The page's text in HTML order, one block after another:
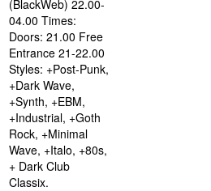
(BlackWeb) 22.00-
04.00 Times:
Doors: 21.00 Free
Entrance 21-22.00
Styles: +Post-Punk,
+Dark Wave,
+Synth, +EBM,
+Industrial, +Goth
Rock, +Minimal
Wave, +Italo, +80s,
+ Dark Club
Classix.